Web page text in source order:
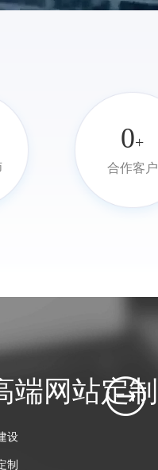
0+
合作客户
端网站定制
设
制
销推广
管
视频运营
辑
电商运营
制
制
他增值服务